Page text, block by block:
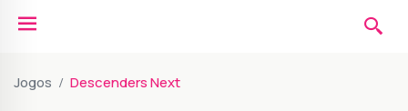
Jogos Descenders Next